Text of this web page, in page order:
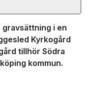
gravsättning i en
Kyrkogård
tillhör Södra
kommun.